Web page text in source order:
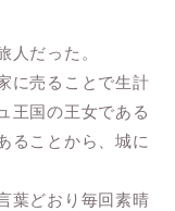
人だった。
に売ることで生計
王国の王女である
ることから、城に
葉どおり毎回素晴